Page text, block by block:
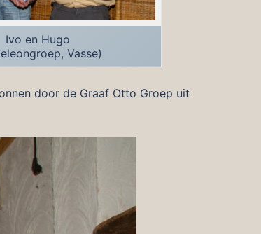
Ivo en Hugo
Vasse)
door de Graaf Otto Groep uit